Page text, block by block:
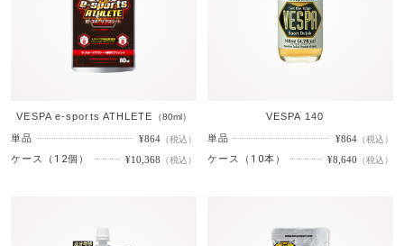
VESPA e-sports ATHLETE （80ml）
単品 ¥864 （税込）
ケース（12個） ¥10,368 （税込）
VESPA 140
単品 ¥864 （税込）
ケース（10本） ¥8,640 （税込）